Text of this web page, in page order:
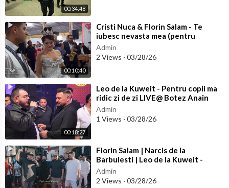
00:34:48
00:10:40
⁣Cristi Nuca & Florin Salam - Te
iubesc nevasta mea (pentru
Roxana)
Admin
2 Views · 03/28/26
00:18:27
⁣Leo de la Kuweit - Pentru copii ma
ridic zi de zi LIVE@ Botez Anain
Admin
1 Views · 03/28/26
⁣Florin Salam | Narcis de la
Barbulesti | Leo de la Kuweit -
Frăție ca a noastră LIVE@David &
And
Admin
2 Views · 03/28/26